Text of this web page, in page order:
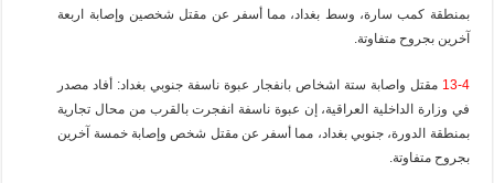
بمنطقة كمب سارة، وسط بغداد، مما أسفر عن مقتل شخصين وإصابة اربعة
آخرين بجروح متفاوتة.
13-4 مقتل واصابة ستة اشخاص بانفجار عبوة ناسفة جنوبي بغداد: أفاد مصدر
في وزارة الداخلية العراقية، إن عبوة ناسفة انفجرت بالقرب من محال تجارية
بمنطقة الدورة، جنوبي بغداد، مما أسفر عن مقتل شخص وإصابة خمسة آخرين
بجروح متفاوتة.